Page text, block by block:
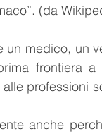
(da
medico, un
frontiera
professioni
anche